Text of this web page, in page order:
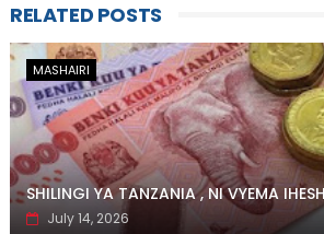
RELATED POSTS
MASHAIRI
SHILINGI YA TANZANIA , NI VYEMA
July 14, 2026